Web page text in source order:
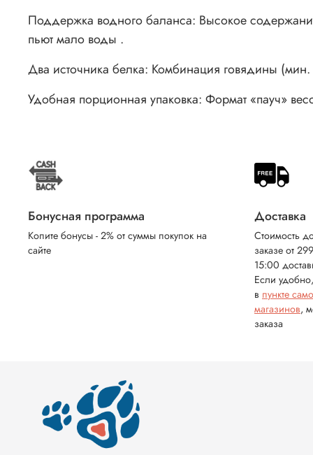
Поддержка водного баланса: Высокое
пьют мало воды .
Два источника белка: Комбинация говядины (мин.
Удобная порционная упаковка: Формат «пауч»
Бонусная программа
Копите бонусы - 2% от суммы покупок на
сайте
Доставка
Стоимость
заказе от
15:00
Если
в пункте
магазинов,
заказа